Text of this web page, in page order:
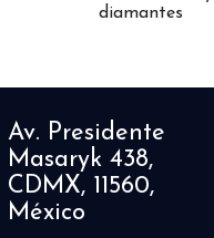
diamantes
Av. Presidente
Masaryk 438,
CDMX, 11560,
México